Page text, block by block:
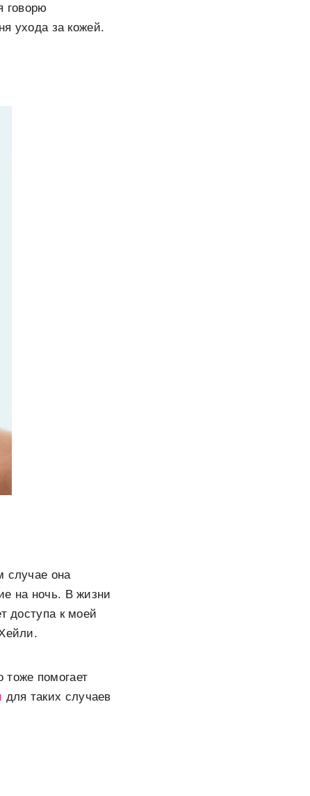
говорю
ухода за кожей.
случае она
на ночь. В жизни
доступа к моей
помогает
для таких случаев